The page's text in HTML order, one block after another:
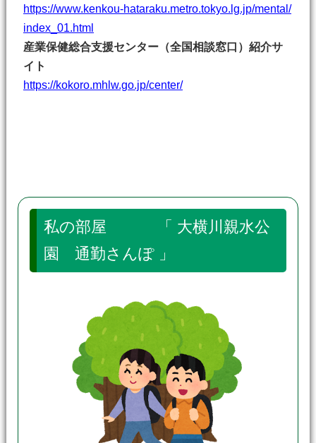
https://www.kenkou-hataraku.metro.tokyo.lg.jp/mental/
index_01.html
産業保健総合支援センター（全国相談窓口）紹介サ
イト
https://kokoro.mhlw.go.jp/center/
私の部屋 「 大横川親水公
園 通勤さんぽ 」